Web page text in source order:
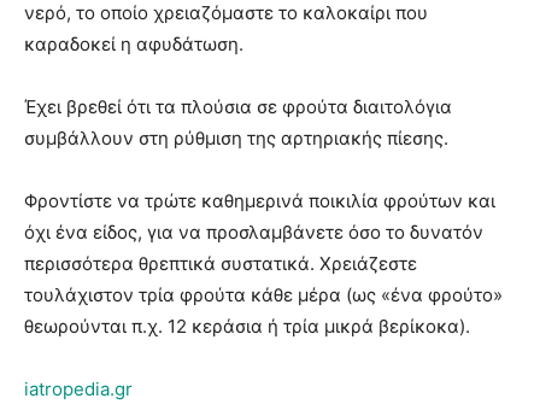
νερό, το οποίο χρειαζόμαστε το καλοκαίρι που
καραδοκεί η αφυδάτωση.
Έχει βρεθεί ότι τα πλούσια σε φρούτα διαιτολόγια
συμβάλλουν στη ρύθμιση της αρτηριακής πίεσης.
Φροντίστε να τρώτε καθημερινά ποικιλία φρούτων και
όχι ένα είδος, για να προσλαμβάνετε όσο το δυνατόν
περισσότερα θρεπτικά συστατικά. Χρειάζεστε
τουλάχιστον τρία φρούτα κάθε μέρα (ως «ένα φρούτο»
θεωρούνται π.χ. 12 κεράσια ή τρία μικρά βερίκοκα).
iatropedia.gr